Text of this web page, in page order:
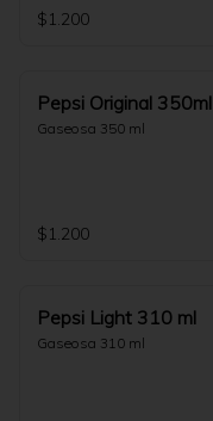
$1.200
Pepsi Original 350ml
Gaseosa 350 ml
$1.200
Pepsi Light 310 ml
Gaseosa 310 ml